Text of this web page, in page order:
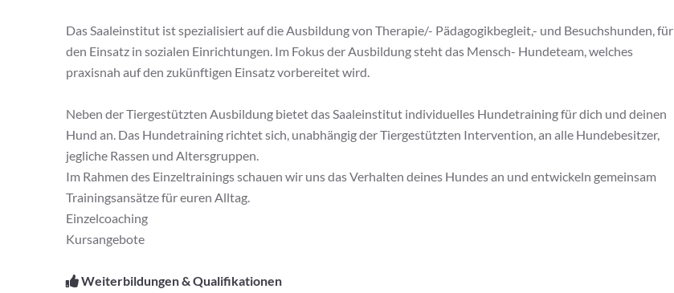
Das Saaleinstitut ist spezialisiert auf die Ausbildung von Therapie/- Pädagogikbegleit,- und Besuchshunden, für
den Einsatz in sozialen Einrichtungen. Im Fokus der Ausbildung steht das Mensch- Hundeteam, welches
praxisnah auf den zukünftigen Einsatz vorbereitet wird.
Neben der Tiergestützten Ausbildung bietet das Saaleinstitut individuelles Hundetraining für dich und deinen
Hund an. Das Hundetraining richtet sich, unabhängig der Tiergestützten Intervention, an alle Hundebesitzer,
jegliche Rassen und Altersgruppen.
Im Rahmen des Einzeltrainings schauen wir uns das Verhalten deines Hundes an und entwickeln gemeinsam
Trainingsansätze für euren Alltag.
Einzelcoaching
Kursangebote
Weiterbildungen & Qualifikationen